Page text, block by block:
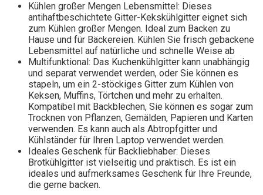
Kühlen großer Mengen Lebensmittel: Dieses
antihaftbeschichtete Gitter-Kekskühlgitter eignet sich
zum Kühlen großer Mengen. Ideal zum Backen zu
Hause und für Bäckereien. Kühlen Sie frisch gebackene
Lebensmittel auf natürliche und schnelle Weise ab
Multifunktional: Das Kuchenkühlgitter kann unabhängig
und separat verwendet werden, oder Sie können es
stapeln, um ein 2-stöckiges Gitter zum Kühlen von
Keksen, Muffins, Törtchen und mehr zu erhalten.
Kompatibel mit Backblechen, Sie können es sogar zum
Trocknen von Pflanzen, Gemälden, Papieren und Karten
verwenden. Es kann auch als Abtropfgitter und
Kühlständer für Ihren Laptop verwendet werden.
Ideales Geschenk für Backliebhaber: Dieses
Brotkühlgitter ist vielseitig und praktisch. Es ist ein
ideales und aufmerksames Geschenk für Ihre Freunde,
die gerne backen.